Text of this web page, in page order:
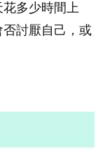
多少時間上
討厭自己，或